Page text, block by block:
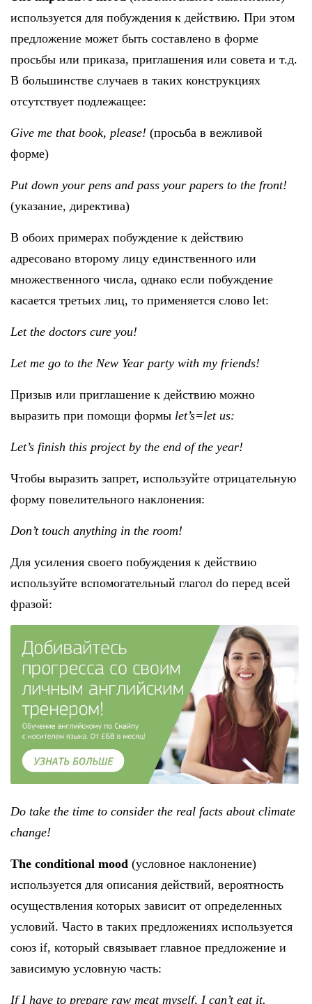
используется для побуждения к действию. При этом
предложение может быть составлено в форме
просьбы или приказа, приглашения или совета и т.д.
В большинстве случаев в таких конструкциях
отсутствует подлежащее:
Give me that book, please! (просьба в вежливой
форме)
Put down your pens and pass your papers to the front!
(указание, директива)
В обоих примерах побуждение к действию
адресовано второму лицу единственного или
множественного числа, однако если побуждение
касается третьих лиц, то применяется слово let:
Let the doctors cure you!
Let me go to the New Year party with my friends!
Призыв или приглашение к действию можно
выразить при помощи формы let’s=let us:
Let’s finish this project by the end of the year!
Чтобы выразить запрет, используйте отрицательную
форму повелительного наклонения:
Don’t touch anything in the room!
Для усиления своего побуждения к действию
используйте вспомогательный глагол do перед всей
фразой:
Do take the time to consider the real facts about climate
change!
The conditional mood (условное наклонение)
используется для описания действий, вероятность
осуществления которых зависит от определенных
условий. Часто в таких предложениях используется
союз if, который связывает главное предложение и
зависимую условную часть:
If I have to prepare raw meat myself, I can’t eat it.